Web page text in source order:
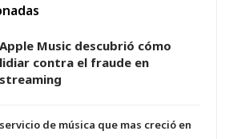
Apple Music descubrió cómo
lidiar contra el fraude en
streaming
de música que mas creció en